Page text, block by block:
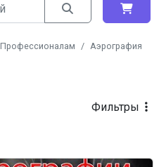
Профессионалам Аэрография
Фильтры